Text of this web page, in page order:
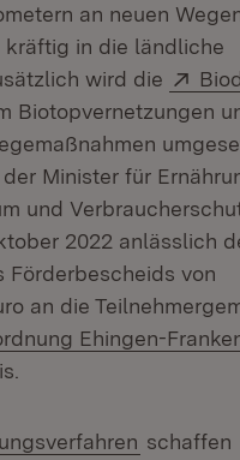
an neuen
kräftig in die ländliche
wird die
Biotopvernetzungen
Minister für
und
2022 anlässlich
Förderbescheids von
an die
Ehingen-
(Öffnet
schaffen